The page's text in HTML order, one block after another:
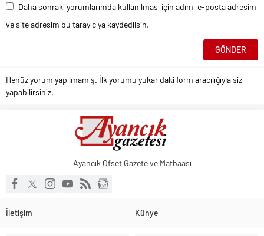
Daha sonraki yorumlarımda kullanılması için adım, e-posta adresim
ve site adresim bu tarayıcıya kaydedilsin.
Henüz yorum yapılmamış. İlk yorumu yukarıdaki form aracılığıyla siz
yapabilirsiniz.
Ayancık Ofset Gazete ve Matbaası
İletişim Künye